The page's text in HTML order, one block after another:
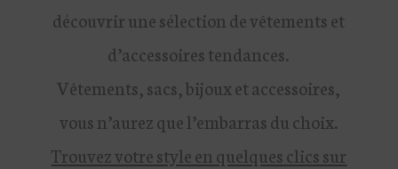
découvrir une sélection de vêtements et
d’accessoires tendances.
Vêtements, sacs, bijoux et accessoires,
vous n’aurez que l’embarras du choix.
Trouvez votre style en quelques clics sur